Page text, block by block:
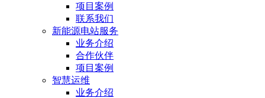
项目案例
联系我们
新能源电站服务
业务介绍
合作伙伴
项目案例
智慧运维
业务介绍